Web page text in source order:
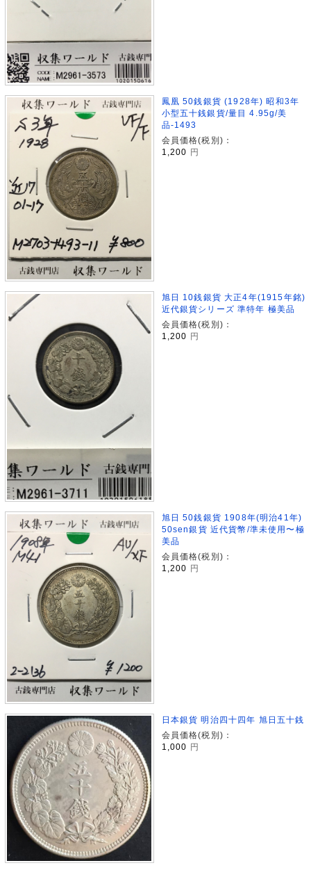
鳳凰 50銭銀貨 (1928年) 昭和3年
小型五十銭銀貨/量目 4.95g/美
品-1493
会員価格(税別)：
1,200 円
旭日 10銭銀貨 大正4年(1915年銘)
近代銀貨シリーズ 準特年 極美品
会員価格(税別)：
1,200
円
旭日 50銭銀貨 1908年(明治41年)
50sen銀貨 近代貨幣/準未使用〜極
美品
会員価格(税別)：
1,200
円
日本銀貨 明治四十四年 旭日五十銭
会員価格(税別)：
1,000 円